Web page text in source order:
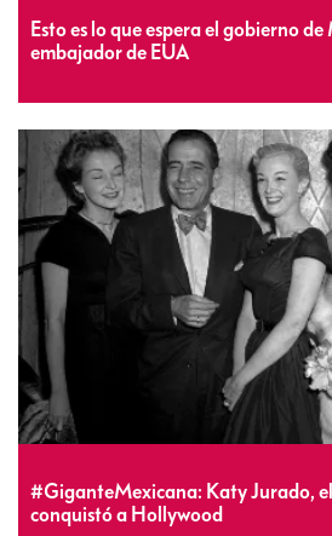
Esto es lo que espera el gobierno
embajador de EUA
#GiganteMexicana: Katy Jurado,
conquistó a Hollywood